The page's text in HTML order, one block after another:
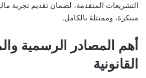
التشريعات المتقدمة، لضمان تقديم تجربة
مبتكرة، وممتثلة بالكامل.
أهم المصادر الرسمية
القانونية